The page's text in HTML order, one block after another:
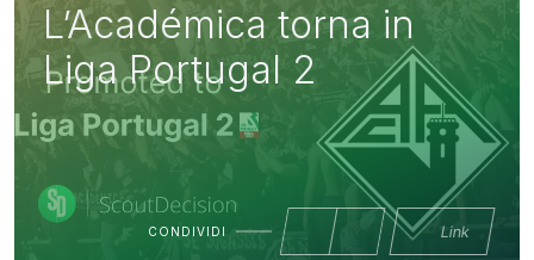
L’Académica torna in
Liga Portugal 2
CONDIVIDI Link